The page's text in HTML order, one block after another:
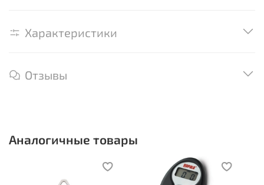
Характеристики
Отзывы
Аналогичные товары